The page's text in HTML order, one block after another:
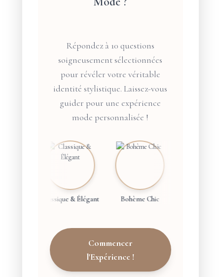
Répondez à 10 questions
soigneusement sélectionnées
pour révéler votre véritable
identité stylistique. Laissez-vous
guider pour une expérience
mode personnalisée !
Classique & Élégant Bohème Chic
Commencer
l'Expérience !